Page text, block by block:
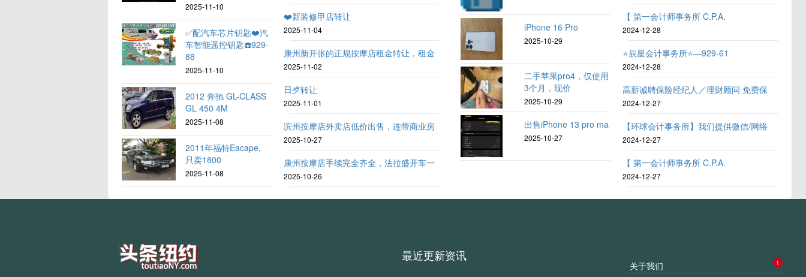
2025-11-10
✅配汽车芯片钥匙❤️汽
车智能遥控钥匙☎️929-
88
2025-11-10
2012 奔驰 GL-CLASS
GL 450 4M
2025-11-08
2011年福特Eacape,
只卖1800
2025-11-08
❤️新装修甲店转让
2025-11-04
康州新开张的正规按摩店租金转让，租金
2025-11-02
日歺转让
2025-11-01
滨州按摩店外卖店低价出售，连带商业房
2025-10-27
康州按摩店手续完全齐全，法拉盛开车一
2025-10-26
iPhone 16 Pro
2025-10-29
二手苹果pro4，仅使用
3个月，现价
2025-10-29
出售iPhone 13 pro ma
2025-10-27
【 第一会计师事务所 C.P.A.
2024-12-28
⭐️辰星会计事务所⭐️—929-61
2024-12-28
高薪诚聘保险经纪人／理财顾问 免费保
2024-12-27
【环球会计事务所】我们提供微信/网络
2024-12-27
【 第一会计师事务所 C.P.A.
2024-12-27
最近更新资讯
关于我们 1